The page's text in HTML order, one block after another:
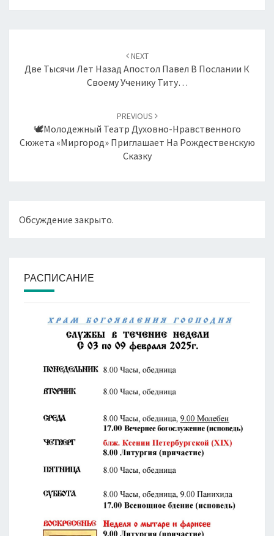
записям
NEXT
Две Тысячи Лет Назад Апостол Павел В Послании К
Своему Ученику Титу…
PREVIOUS
🕊Молодежный Театр Духовно-Нравственного
Сюжета «Миргород» Приглашает На Рождественскую
Сказку
Обсуждение закрыто.
РАСПИСАНИЕ